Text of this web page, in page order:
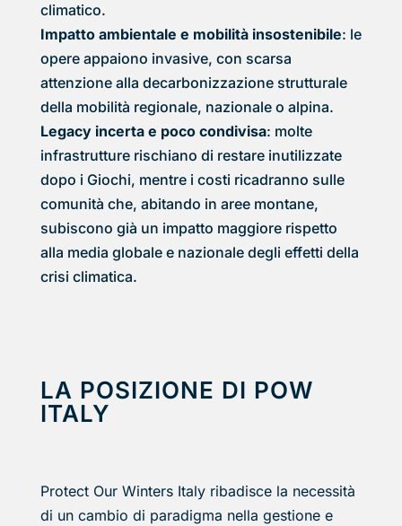
climatico.
Impatto ambientale e mobilità insostenibile: le
opere appaiono invasive, con scarsa
attenzione alla decarbonizzazione strutturale
della mobilità regionale, nazionale o alpina.
Legacy incerta e poco condivisa: molte
infrastrutture rischiano di restare inutilizzate
dopo i Giochi, mentre i costi ricadranno sulle
comunità che, abitando in aree montane,
subiscono già un impatto maggiore rispetto
alla media globale e nazionale degli effetti della
crisi climatica.
LA POSIZIONE DI POW
ITALY
Protect Our Winters Italy ribadisce la necessità
di un cambio di paradigma nella gestione e